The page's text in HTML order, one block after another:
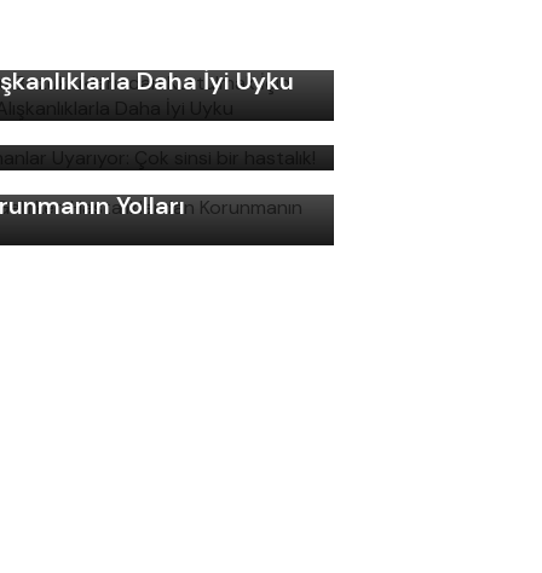
Daha İyi Uyku
Uyarıyor: Çok sinsi
Gelirken Hastalıklardan
Yolları